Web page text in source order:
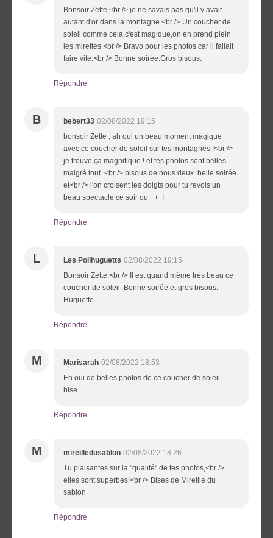
Bonsoir Zette,<br /> je ne savais pas qu'il y avait
autant d'or dans la montagne.<br /> Un coucher de
soleil comme cela,c'est magique,on en prend plein
les mirettes.<br /> Bravo pour les photos car il fallait
faire vite.<br /> Bonne soirée.Gros bisous.
Répondre
B bebert33 02/08/2022 19:15
bonsoir Zette , ah oui un beau moment magique
avec ce coucher de soleil sur tes montagnes !<br />
je trouve ça magnifique ! et tes photos sont belles
malgré tout <br /> bisous de nous deux belle soirée
et<br /> l'on croisent les doigts pour tu revois un
beau spectacle ce soir ou ++ !
Répondre
L Les Pollhuguetts 02/08/2022 19:15
Bonsoir Zette,<br /> Il est quand même très beau ce
coucher de soleil. Bonne soirée et gros bisous.
Huguette
Répondre
M Marisarah 02/08/2022 18:53
Eh oui de belles photos de ce coucher de soleil,
bise.
Répondre
M mireilledusablon 02/08/2022 18:26
Tu plaisantes sur la "qualité" de tes photos,<br />
elles sont superbes!<br /> Bises de Mireille du
sablon
Répondre